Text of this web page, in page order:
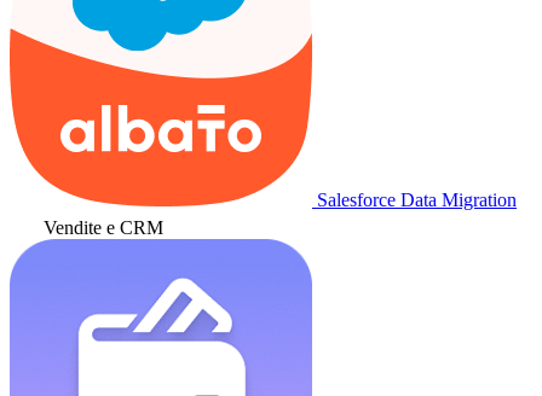
Salesforce Data Migration
Vendite e CRM